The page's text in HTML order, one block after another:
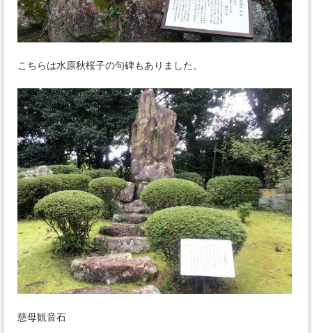
こちらは水原秋桜子の句碑もありました。
慈母観音石